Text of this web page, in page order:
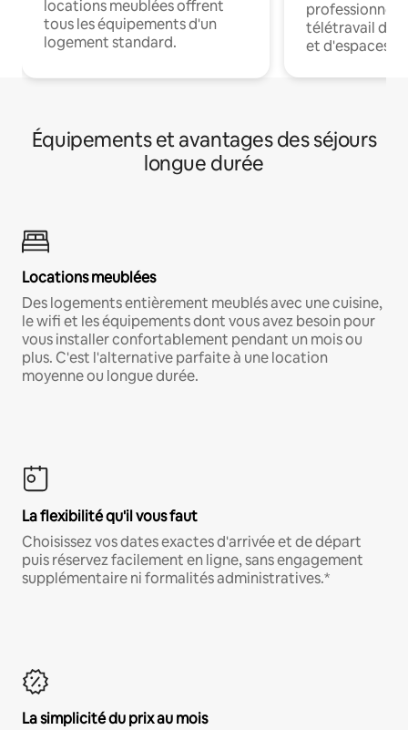
locations meublées offrent
tous les équipements d'un
logement standard.
professionnels
télétravail
et d'espaces
Équipements et avantages des séjours
longue durée
Locations meublées
Des logements entièrement meublés avec une cuisine,
le wifi et les équipements dont vous avez besoin pour
vous installer confortablement pendant un mois ou
plus. C'est l'alternative parfaite à une location
moyenne ou longue durée.
La flexibilité qu'il vous faut
Choisissez vos dates exactes d'arrivée et de départ
puis réservez facilement en ligne, sans engagement
supplémentaire ni formalités administratives.*
La simplicité du prix au mois